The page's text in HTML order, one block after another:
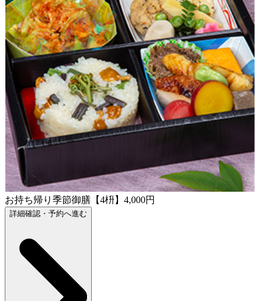
お持ち帰り季節御膳【4枡】4,000円
詳細確認・予約へ進む